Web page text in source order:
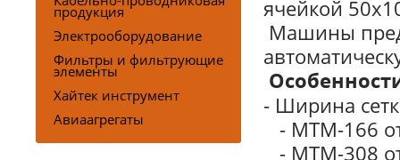
ячейкой
Машины
- Ширина
- МТМ-166
- МТМ-308
продукция
Электрооборудование
Фильтры и фильтрующие
элементы
Хайтек инструмент
Авиаагрегаты